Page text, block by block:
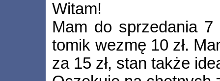
Witam!
Mam do sprzedania
tomik wezmę 10 zł.
za 15 zł, stan także